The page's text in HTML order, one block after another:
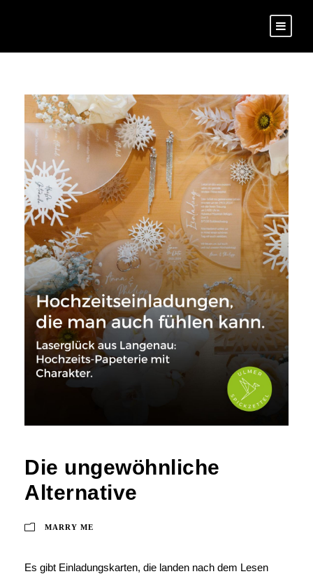
Die ungewöhnliche
Alternative
MARRY ME
Es gibt Einladungskarten, die landen nach dem Lesen